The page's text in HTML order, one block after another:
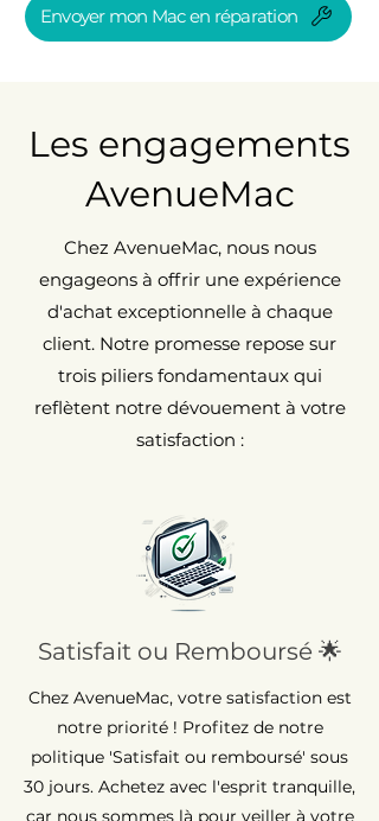
Envoyer mon Mac en réparation
Les engagements
AvenueMac
Chez AvenueMac, nous nous
engageons à offrir une expérience
d'achat exceptionnelle à chaque
client. Notre promesse repose sur
trois piliers fondamentaux qui
reflètent notre dévouement à votre
satisfaction :
Satisfait ou Remboursé 🌟
Chez AvenueMac, votre satisfaction est
notre priorité ! Profitez de notre
politique 'Satisfait ou remboursé' sous
30 jours. Achetez avec l'esprit tranquille,
car nous sommes là pour veiller à votre